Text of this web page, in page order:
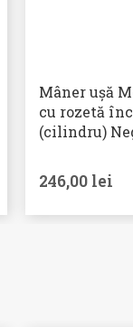
Mâner ușă
cu rozetă
(cilindru)
246,00 lei